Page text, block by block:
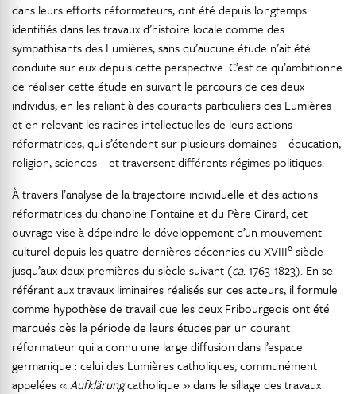
dans leurs efforts réformateurs, ont été depuis longtemps
identifiés dans les travaux d’histoire locale comme des
sympathisants des Lumières, sans qu’aucune étude n’ait été
conduite sur eux depuis cette perspective. C’est ce qu’ambitionne
de réaliser cette étude en suivant le parcours de ces deux
individus, en les reliant à des courants particuliers des Lumières
et en relevant les racines intellectuelles de leurs actions
réformatrices, qui s’étendent sur plusieurs domaines – éducation,
religion, sciences – et traversent différents régimes politiques.
À travers l’analyse de la trajectoire individuelle et des actions
réformatrices du chanoine Fontaine et du Père Girard, cet
ouvrage vise à dépeindre le développement d’un mouvement
culturel depuis les quatre dernières décennies du XVIIIe siècle
jusqu’aux deux premières du siècle suivant (ca. 1763-1823). En se
référant aux travaux liminaires réalisés sur ces acteurs, il formule
comme hypothèse de travail que les deux Fribourgeois ont été
marqués dès la période de leurs études par un courant
réformateur qui a connu une large diffusion dans l’espace
germanique : celui des Lumières catholiques, communément
appelées «Aufklärungcatholique » dans le sillage des travaux